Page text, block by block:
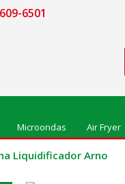
6501
Microondas Air Fryer
Liquidificador Arno